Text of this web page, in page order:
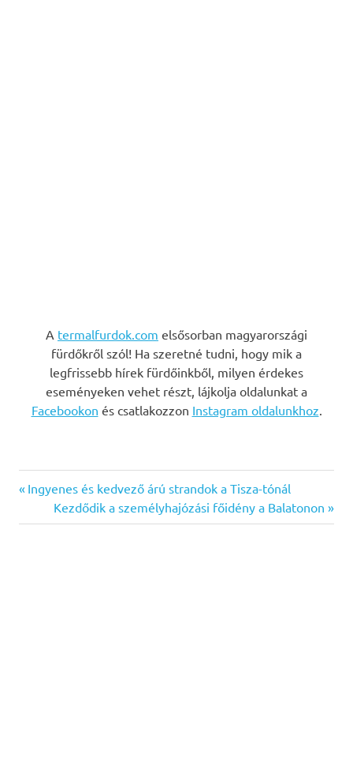
A termalfurdok.com elsősorban magyarországi
fürdőkről szól! Ha szeretné tudni, hogy mik a
legfrissebb hírek fürdőinkből, milyen érdekes
eseményeken vehet részt, lájkolja oldalunkat a
Facebookon és csatlakozzon Instagram oldalunkhoz.
Bejegyzés
navigáció
Previous
Post:
Ingyenes és kedvező árú strandok a Tisza-tónál
Next
Post:
Kezdődik a személyhajózási főidény a Balatonon